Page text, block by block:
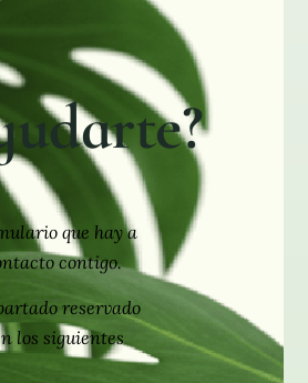
que hay a
contigo.
reservado
los siguientes